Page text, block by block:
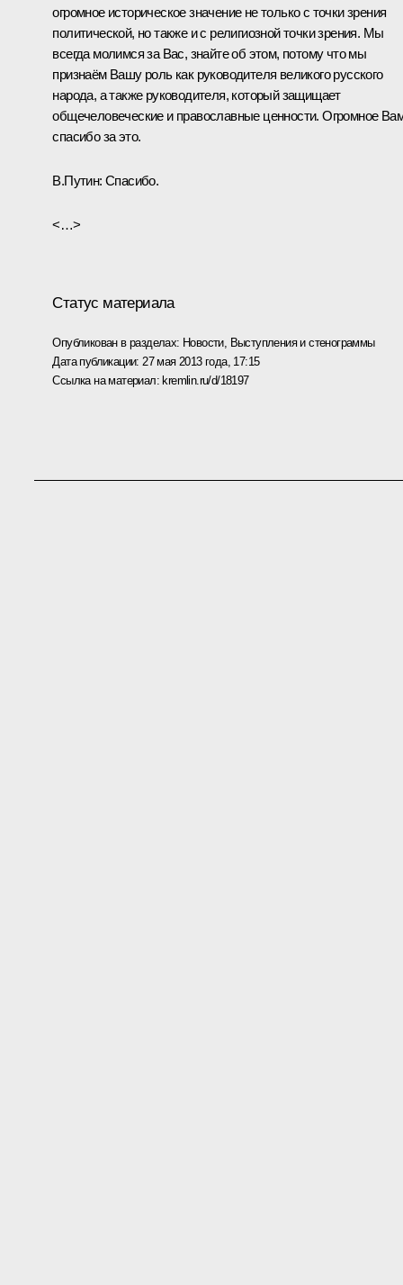
огромное историческое значение не только с точки зрения
политической, но также и с религиозной точки зрения. Мы
всегда молимся за Вас, знайте об этом, потому что мы
признаём Вашу роль как руководителя великого русского
народа, а также руководителя, который защищает
общечеловеческие и православные ценности. Огромное
спасибо за это.
В.Путин: Спасибо.
<…>
Статус материала
Опубликован в разделах: Новости, Выступления и стенограммы
Дата публикации: 27 мая 2013 года, 17:15
Ссылка на материал: kremlin.ru/d/18197